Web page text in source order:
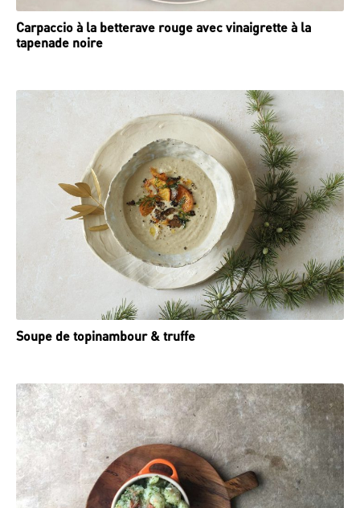
Carpaccio à la betterave rouge avec vinaigrette à la
tapenade noire
Soupe de topinambour & truffe